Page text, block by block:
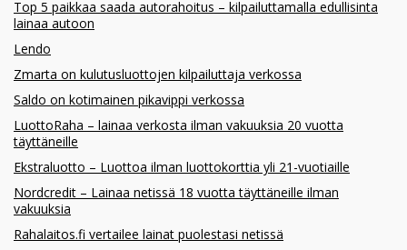
Top 5 paikkaa saada autorahoitus – kilpailuttamalla edullisinta
lainaa autoon
Lendo
Zmarta on kulutusluottojen kilpailuttaja verkossa
Saldo on kotimainen pikavippi verkossa
LuottoRaha – lainaa verkosta ilman vakuuksia 20 vuotta
täyttäneille
Ekstraluotto – Luottoa ilman luottokorttia yli 21-vuotiaille
Nordcredit – Lainaa netissä 18 vuotta täyttäneille ilman
vakuuksia
Rahalaitos.fi vertailee lainat puolestasi netissä